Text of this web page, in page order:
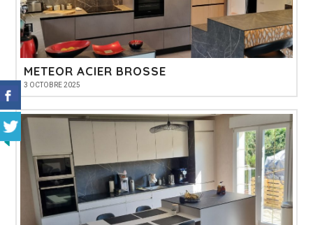
METEOR ACIER BROSSE
3 OCTOBRE 2025